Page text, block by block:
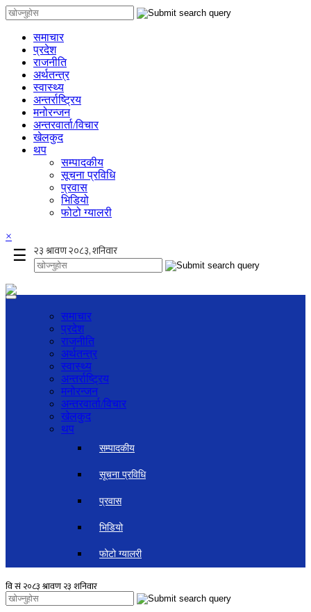
समाचार
प्रदेश
राजनीति
अर्थतन्त्र
स्वास्थ्य
अन्तर्राष्ट्रिय
मनोरन्जन
अन्तरवार्ता/विचार
खेलकुद
थप
सम्पादकीय
सूचना प्रविधि
प्रवास
भिडियो
फोटो ग्यालरी
×
☰
समाचार
प्रदेश
राजनीति
अर्थतन्त्र
स्वास्थ्य
अन्तर्राष्ट्रिय
मनोरन्जन
अन्तरवार्ता/विचार
खेलकुद
थप
सम्पादकीय
सूचना प्रविधि
प्रवास
भिडियो
फोटो ग्यालरी